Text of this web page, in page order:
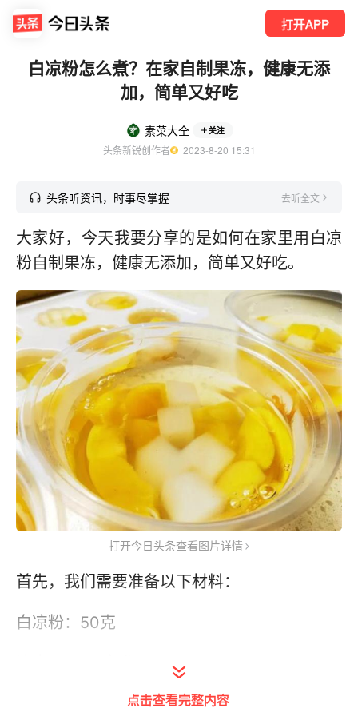
打开APP
白凉粉怎么煮？在家自制果冻，健康无添
加，简单又好吃
素菜大全 关注
头条新锐创作者
  2023-8-20 15:31
头条听资讯，时事尽掌握 去听全文
大家好，今天我要分享的是如何在家里用白凉
粉自制果冻，健康无添加，简单又好吃。
打开今日头条查看图片详情
首先，我们需要准备以下材料：
白凉粉：50克
点击查看完整内容